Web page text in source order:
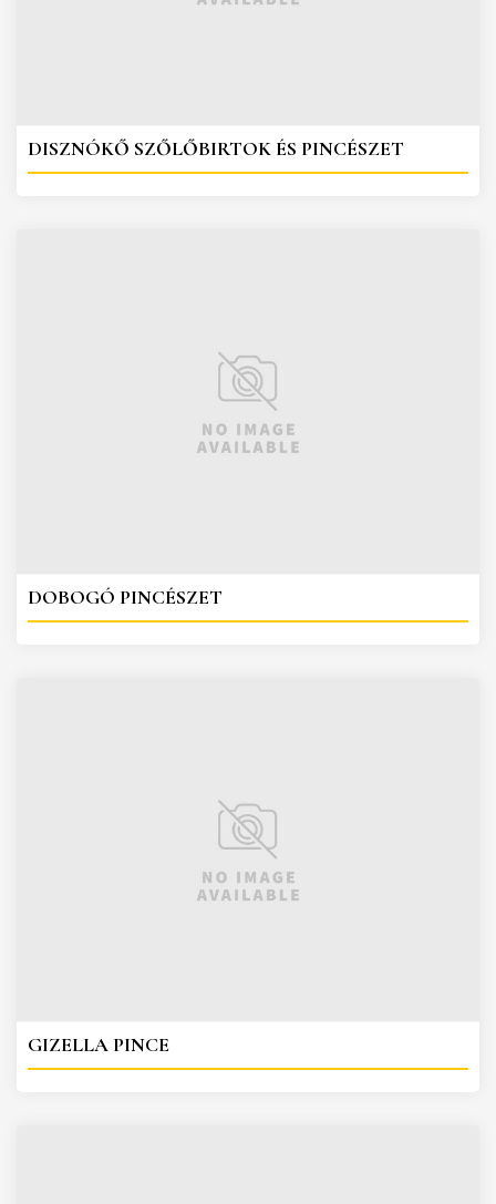
DISZNÓKŐ SZŐLŐBIRTOK ÉS PINCÉSZET
DOBOGÓ PINCÉSZET
GIZELLA PINCE